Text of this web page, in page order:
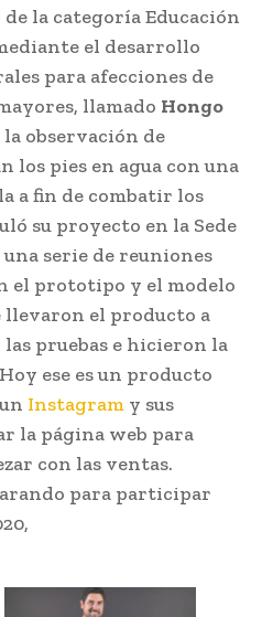
la categoría Educación
el desarrollo
para afecciones de
llamado Hongo
la observación de
los pies en agua con una
a fin de combatir los
su proyecto en la Sede
serie de reuniones
el prototipo y el modelo
llevaron el producto a
pruebas e hicieron la
ese es un producto
Instagram y sus
la página web para
con las ventas.
para participar